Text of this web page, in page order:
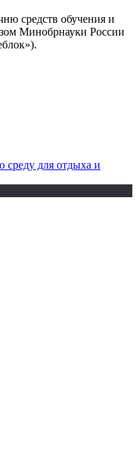
средств обучения и
Минобрнауки России
среду для отдыха и